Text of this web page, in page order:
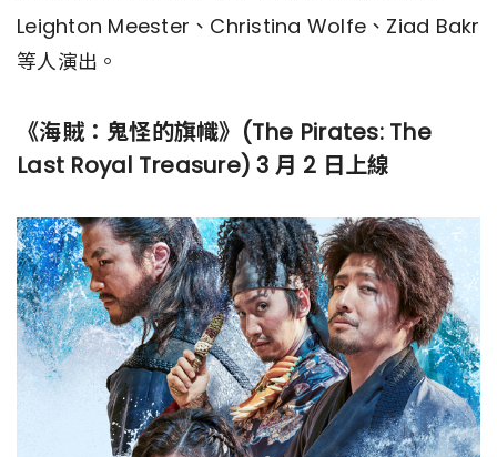
Leighton Meester、Christina Wolfe、Ziad Bakr
等人演出。
《海賊：鬼怪的旗幟》(The Pirates: The
Last Royal Treasure) 3 月 2 日上線